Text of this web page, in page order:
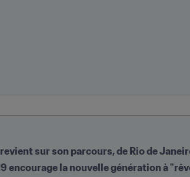
sur son parcours, de Rio de
encourage la nouvelle génération à